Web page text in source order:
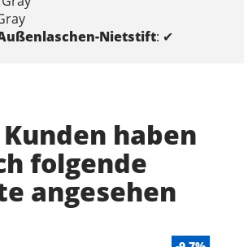
Nietstift: ✔
haben
folgende
angesehen